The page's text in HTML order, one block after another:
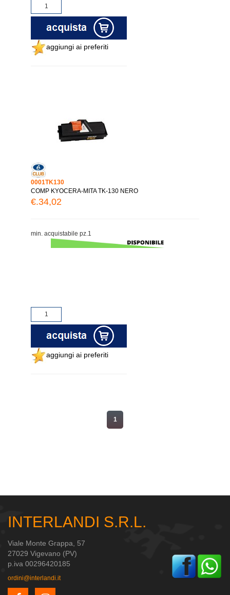
aggiungi ai preferiti
0001TK130
COMP KYOCERA-MITA TK-130 NERO
€.34,02
min. acquistabile pz.1
aggiungi ai preferiti
1
INTERLANDI S.R.L.
Viale Monte Grappa, 57
27029 Vigevano (PV)
p.iva 00296420185
ordini@interlandi.it